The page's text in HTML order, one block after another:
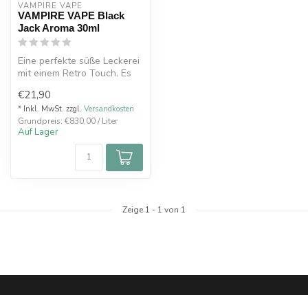
VAMPIRE VAPE
VAMPIRE VAPE Black
Jack Aroma 30ml
Eine perfekte süße Leckerei
mit einem Retro Touch. Es
€21,90
* Inkl. MwSt. zzgl. Versandkosten
Grundpreis: €830,00 / Liter
Auf Lager
Zeige 1 - 1 von 1